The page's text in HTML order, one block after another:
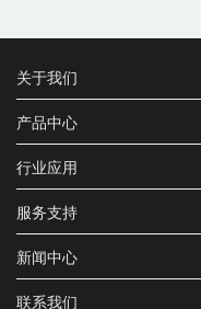
关于我们
产品中心
行业应用
服务支持
新闻中心
联系我们